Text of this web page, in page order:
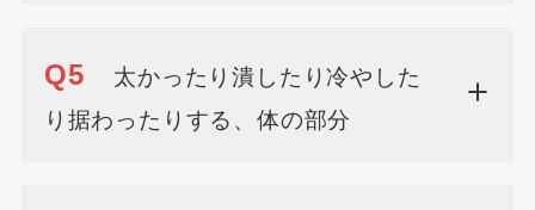
Q5
太かったり潰したり冷やした
り据わったりする、体の部分